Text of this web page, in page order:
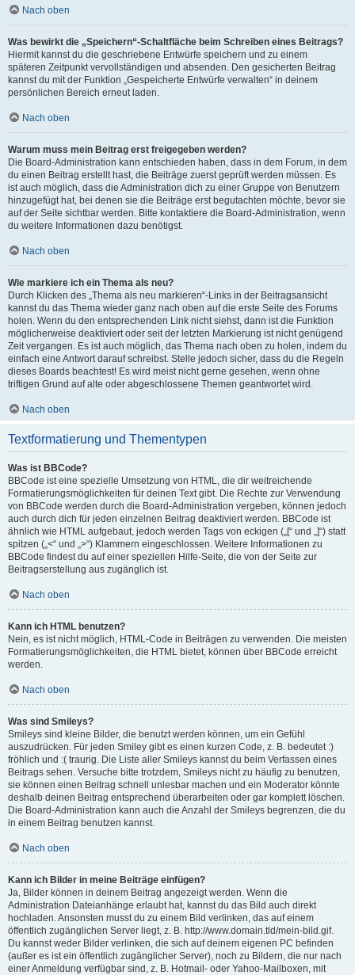
Nach oben
Was bewirkt die „Speichern“-Schaltfläche beim Schreiben eines Beitrags?
Hiermit kannst du die geschriebene Entwürfe speichern und zu einem
späteren Zeitpunkt vervollständigen und absenden. Den gesicherten Beitrag
kannst du mit der Funktion „Gespeicherte Entwürfe verwalten“ in deinem
persönlichen Bereich erneut laden.
Nach oben
Warum muss mein Beitrag erst freigegeben werden?
Die Board-Administration kann entschieden haben, dass in dem Forum, in dem
du einen Beitrag erstellt hast, die Beiträge zuerst geprüft werden müssen. Es
ist auch möglich, dass die Administration dich zu einer Gruppe von Benutzern
hinzugefügt hat, bei denen sie die Beiträge erst begutachten möchte, bevor sie
auf der Seite sichtbar werden. Bitte kontaktiere die Board-Administration, wenn
du weitere Informationen dazu benötigst.
Nach oben
Wie markiere ich ein Thema als neu?
Durch Klicken des „Thema als neu markieren“-Links in der Beitragsansicht
kannst du das Thema wieder ganz nach oben auf die erste Seite des Forums
holen. Wenn du den entsprechenden Link nicht siehst, dann ist die Funktion
möglicherweise deaktiviert oder seit der letzten Markierung ist nicht genügend
Zeit vergangen. Es ist auch möglich, das Thema nach oben zu holen, indem du
einfach eine Antwort darauf schreibst. Stelle jedoch sicher, dass du die Regeln
dieses Boards beachtest! Es wird meist nicht gerne gesehen, wenn ohne
triftigen Grund auf alte oder abgeschlossene Themen geantwortet wird.
Nach oben
Textformatierung und Thementypen
Was ist BBCode?
BBCode ist eine spezielle Umsetzung von HTML, die dir weitreichende
Formatierungsmöglichkeiten für deinen Text gibt. Die Rechte zur Verwendung
von BBCode werden durch die Board-Administration vergeben, können jedoch
auch durch dich für jeden einzelnen Beitrag deaktiviert werden. BBCode ist
ähnlich wie HTML aufgebaut, jedoch werden Tags von eckigen („[“ und „]“) statt
spitzen („<“ und „>“) Klammern eingeschlossen. Weitere Informationen zu
BBCode findest du auf einer speziellen Hilfe-Seite, die von der Seite zur
Beitragserstellung aus zugänglich ist.
Nach oben
Kann ich HTML benutzen?
Nein, es ist nicht möglich, HTML-Code in Beiträgen zu verwenden. Die meisten
Formatierungsmöglichkeiten, die HTML bietet, können über BBCode erreicht
werden.
Nach oben
Was sind Smileys?
Smileys sind kleine Bilder, die benutzt werden können, um ein Gefühl
auszudrücken. Für jeden Smiley gibt es einen kurzen Code, z. B. bedeutet :)
fröhlich und :( traurig. Die Liste aller Smileys kannst du beim Verfassen eines
Beitrags sehen. Versuche bitte trotzdem, Smileys nicht zu häufig zu benutzen,
sie können einen Beitrag schnell unlesbar machen und ein Moderator könnte
deshalb deinen Beitrag entsprechend überarbeiten oder gar komplett löschen.
Die Board-Administration kann auch die Anzahl der Smileys begrenzen, die du
in einem Beitrag benutzen kannst.
Nach oben
Kann ich Bilder in meine Beiträge einfügen?
Ja, Bilder können in deinem Beitrag angezeigt werden. Wenn die
Administration Dateianhänge erlaubt hat, kannst du das Bild auch direkt
hochladen. Ansonsten musst du zu einem Bild verlinken, das auf einem
öffentlich zugänglichen Server liegt, z. B. http://www.domain.tld/mein-bild.gif.
Du kannst weder Bilder verlinken, die sich auf deinem eigenen PC befinden
(außer es ist ein öffentlich zugänglicher Server), noch zu Bildern, die nur nach
einer Anmeldung verfügbar sind, z. B. Hotmail- oder Yahoo-Mailboxen, mit